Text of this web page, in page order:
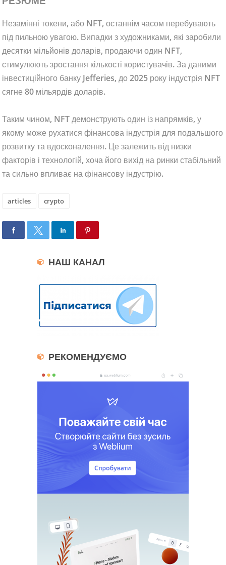
Незамінні токени, або NFT, останнім часом перебувають
під пильною увагою. Випадки з художниками, які заробили
десятки мільйонів доларів, продаючи один NFT,
стимулюють зростання кількості користувачів. За даними
інвестиційного банку Jefferies, до 2025 року індустрія NFT
сягне 80 мільярдів доларів.
Таким чином, NFT демонструють один із напрямків, у
якому може рухатися фінансова індустрія для подальшого
розвитку та вдосконалення. Це залежить від низки
факторів і технологій, хоча його вихід на ринки стабільний
та сильно впливає на фінансову індустрію.
articles crypto
НАШ КАНАЛ
РЕКОМЕНДУЄМО